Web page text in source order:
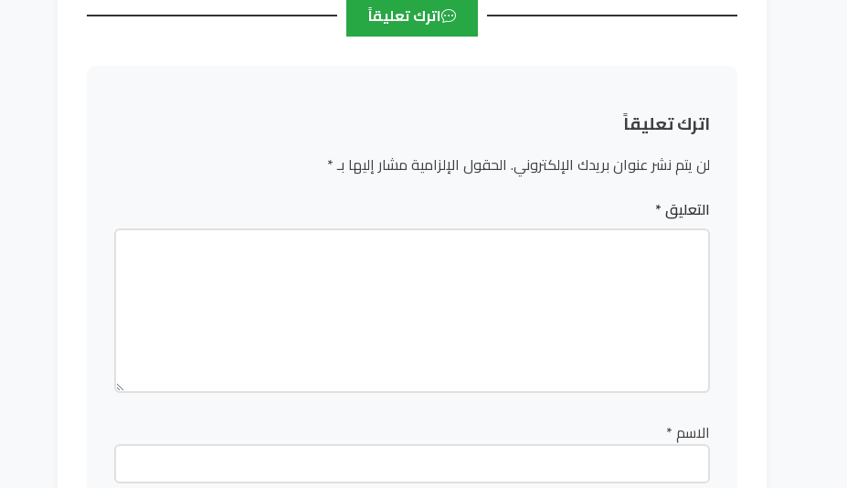
اترك تعليقاً
اترك تعليقاً
لن يتم نشر عنوان بريدك الإلكتروني. الحقول الإلزامية مشار إليها بـ*
التعليق*
الاسم*